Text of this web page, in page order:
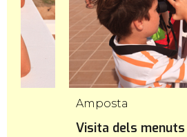
Amposta
Visita dels menuts